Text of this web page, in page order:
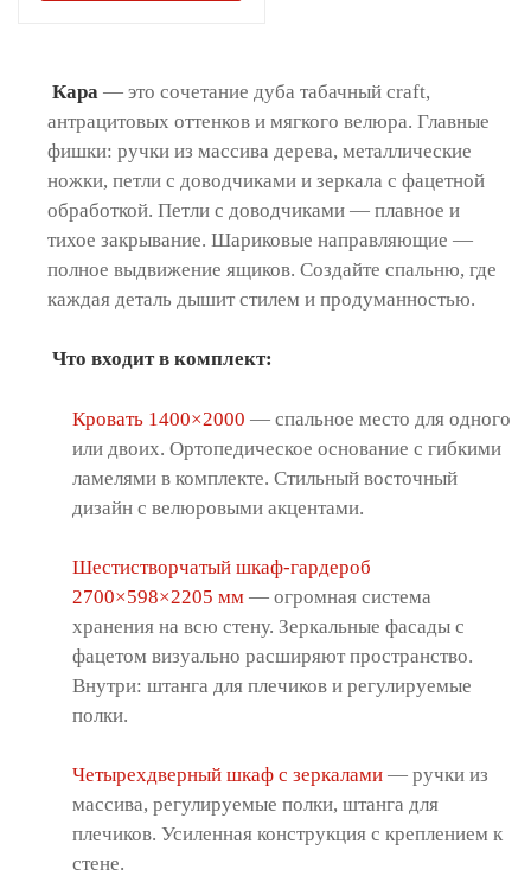
Кара — это сочетание дуба табачный craft,
антрацитовых оттенков и мягкого велюра. Главные
фишки: ручки из массива дерева, металлические
ножки, петли с доводчиками и зеркала с фацетной
обработкой. Петли с доводчиками — плавное и
тихое закрывание. Шариковые направляющие —
полное выдвижение ящиков. Создайте спальню, где
каждая деталь дышит стилем и продуманностью.
Что входит в комплект:
Кровать 1400×2000 — спальное место для одного
или двоих. Ортопедическое основание с гибкими
ламелями в комплекте. Стильный восточный
дизайн с велюровыми акцентами.
Шестистворчатый шкаф-гардероб
2700×598×2205 мм — огромная система
хранения на всю стену. Зеркальные фасады с
фацетом визуально расширяют пространство.
Внутри: штанга для плечиков и регулируемые
полки.
Четырехдверный шкаф с зеркалами — ручки из
массива, регулируемые полки, штанга для
плечиков. Усиленная конструкция с креплением к
стене.